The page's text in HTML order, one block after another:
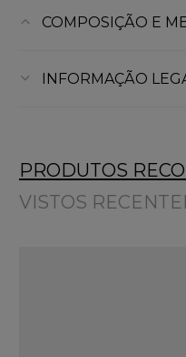
COMPOSIÇÃO E
INFORMAÇÃO
PRODUTOS
VISTOS